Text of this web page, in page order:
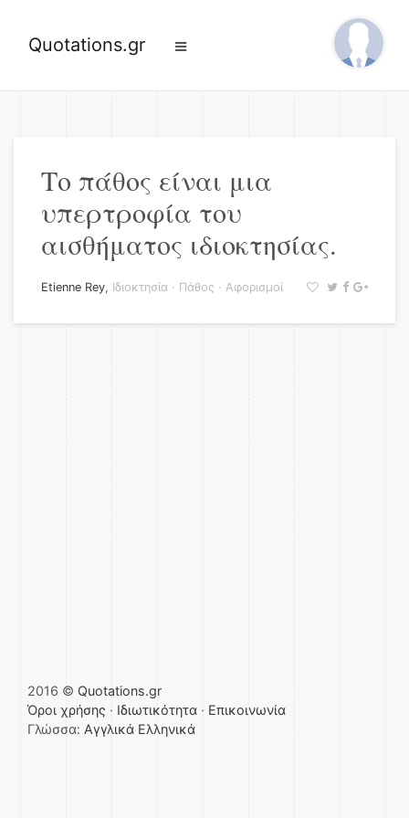
Quotations.gr
Το πάθος είναι μια
υπερτροφία του
αισθήματος ιδιοκτησίας.
Etienne Rey, Ιδιοκτησία · Πάθος · Αφορισμοί
2016 © Quotations.gr
Όροι χρήσης · Ιδιωτικότητα · Επικοινωνία
Γλώσσα: Αγγλικά Ελληνικά